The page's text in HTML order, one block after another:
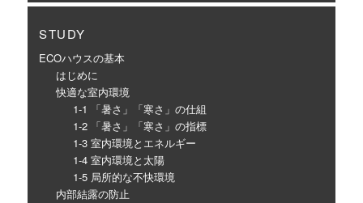
STUDY
ECOハウスの基本
はじめに
快適な室内環境
1-1 「暑さ」「寒さ」の仕組
1-2 「暑さ」「寒さ」の指標
1-3 室内環境とエネルギー
1-4 室内環境と太陽
1-5 局所的な不快環境
内部結露の防止